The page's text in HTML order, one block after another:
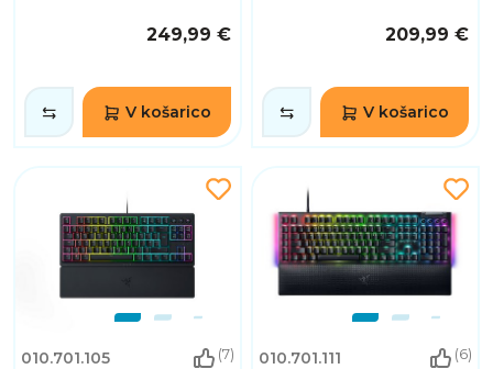
249,99 €
V košarico
209,99 €
V košarico
010.701.105 (7) 010.701.111 (6)